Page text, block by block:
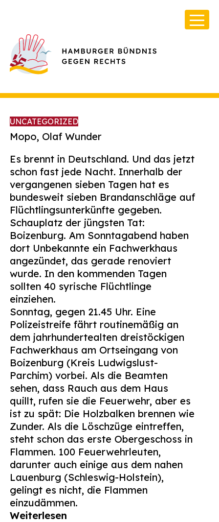
Über Uns
Infos & Broschüren
Archiv
Kontakt
Suchen
nach:
UNCATEGORIZED
Mopo, Olaf Wunder
Es brennt in Deutschland. Und das jetzt
schon fast jede Nacht. Innerhalb der
vergangenen sieben Tagen hat es
bundesweit sieben Brandanschläge auf
Flüchtlingsunterkünfte gegeben.
Schauplatz der jüngsten Tat:
Boizenburg. Am Sonntagabend haben
dort Unbekannte ein Fachwerkhaus
angezündet, das gerade renoviert
wurde. In den kommenden Tagen
sollten 40 syrische Flüchtlinge
einziehen.
Sonntag, gegen 21.45 Uhr. Eine
Polizeistreife fährt routinemäßig an
dem jahrhundertealten dreistöckigen
Fachwerkhaus am Ortseingang von
Boizenburg (Kreis Ludwigslust-
Parchim) vorbei. Als die Beamten
sehen, dass Rauch aus dem Haus
quillt, rufen sie die Feuerwehr, aber es
ist zu spät: Die Holzbalken brennen wie
Zunder. Als die Löschzüge eintreffen,
steht schon das erste Obergeschoss in
Flammen. 100 Feuerwehrleuten,
darunter auch einige aus dem nahen
Lauenburg (Schleswig-Holstein),
gelingt es nicht, die Flammen
einzudämmen.
Weiterlesen